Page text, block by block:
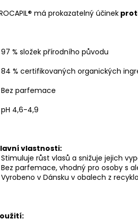
má prokazatelný účinek
97 % složek přírodního původu
84 % certifikovaných organických
Bez parfemace
pH 4,6-4,9
vlastnosti:
Stimuluje růst vlasů a snižuje jejich
Bez parfemace, vhodný pro osoby s
Vyrobeno v Dánsku v obalech z